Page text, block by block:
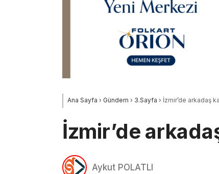
Ana Sayfa › Gündem › 3.Sayfa › İzmir’de arkadaş
İzmir’de
Aykut POLATLI